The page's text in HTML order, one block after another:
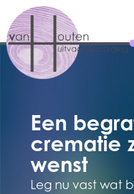
Een
crematie
wenst
Leg nu vast wat